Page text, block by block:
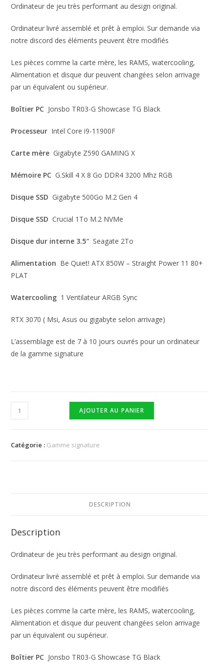
Ordinateur de jeu très performant au design original.
Ordinateur livré assemblé et prêt à emploi. Sur demande via
notre discord des éléments peuvent être modifiés
Les pièces comme la carte mère, les RAMS, watercooling,
Alimentation et disque dur peuvent changées selon arrivage
par un équivalent ou supérieur.
Boîtier PC Jonsbo TR03-G Showcase TG Black
Processeur Intel Core i9-11900F
Carte mère Gigabyte Z590 GAMING X
Mémoire PC G.Skill 4 X 8 Go DDR4 3200 Mhz RGB
Disque SSD Gigabyte 500Go M.2 Gen 4
Disque SSD Crucial 1To M.2 NVMe
Disque dur interne 3.5″Seagate 2To
Alimentation Be Quiet! ATX 850W – Straight Power 11 80+
PLAT
Watercooling 1 Ventilateur ARGB Sync
RTX 3070 ( Msi, Asus ou gigabyte selon arrivage)
L’assemblage est de 7 à 10 jours ouvrés pour un ordinateur
de la gamme signature
AJOUTER AU PANIER
Catégorie : Gamme signature
DESCRIPTION
Description
Ordinateur de jeu très performant au design original.
Ordinateur livré assemblé et prêt à emploi. Sur demande via
notre discord des éléments peuvent être modifiés
Les pièces comme la carte mère, les RAMS, watercooling,
Alimentation et disque dur peuvent changées selon arrivage
par un équivalent ou supérieur.
Boîtier PC Jonsbo TR03-G Showcase TG Black